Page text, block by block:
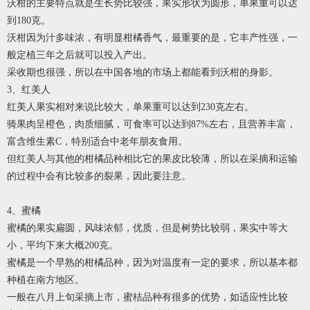
沃柑的主要特点就是生长势比较强，果实形状为圆形，单果重可以达
到180克。
沃柑因为汁多味浓，有明显柑橘香气，最重要的是，它丰产性强，一
般定植三年之后就可以投入产出。
采收期也很强，所以在中国各地的市场上都能看到沃柑的身影。
3、红美人
红美人果实相对来说比较大，单果重可以达到230克左右。
骑果肉呈橙色，肉质细腻，可食率可以达到87%左右，且营养丰富，
富含维生素C，特别适合中老年朋友食用。
但红美人与其他的柑橘品种相比它的果皮比较薄，所以在采摘和运输
的过程中会有比较多的裂果，因此要注意。
4、蜜橘
蜜橘的果实扁圆，风味浓郁，优质，但是树势比较弱，果实中等大
小，平均下来大概200克。
蜜橘是一个早熟的柑橘品种，因为对温度有一定的要求，所以基本都
种植在南方地区。
一般在八月上旬采摘上市，蜜桔品种有很多的优势，如适应性比较